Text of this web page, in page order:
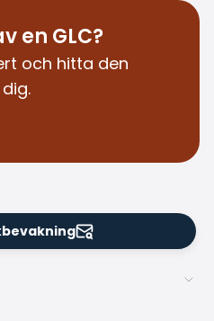
en GLC?
och hitta den